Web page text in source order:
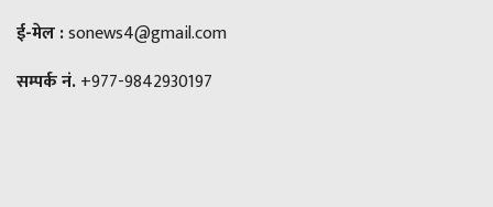
ई-मेल :sonews4@gmail.com
सम्पर्क नं.+977-9842930197